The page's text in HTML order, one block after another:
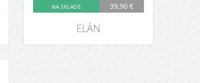
NA SKLADE 39,90 €
ELÁN